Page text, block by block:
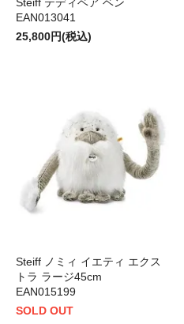
Steiff テディベア ベン
EAN013041
25,800円(税込)
Steiff ノミィ イエティ エクス
トラ ラージ45cm
EAN015199
SOLD OUT